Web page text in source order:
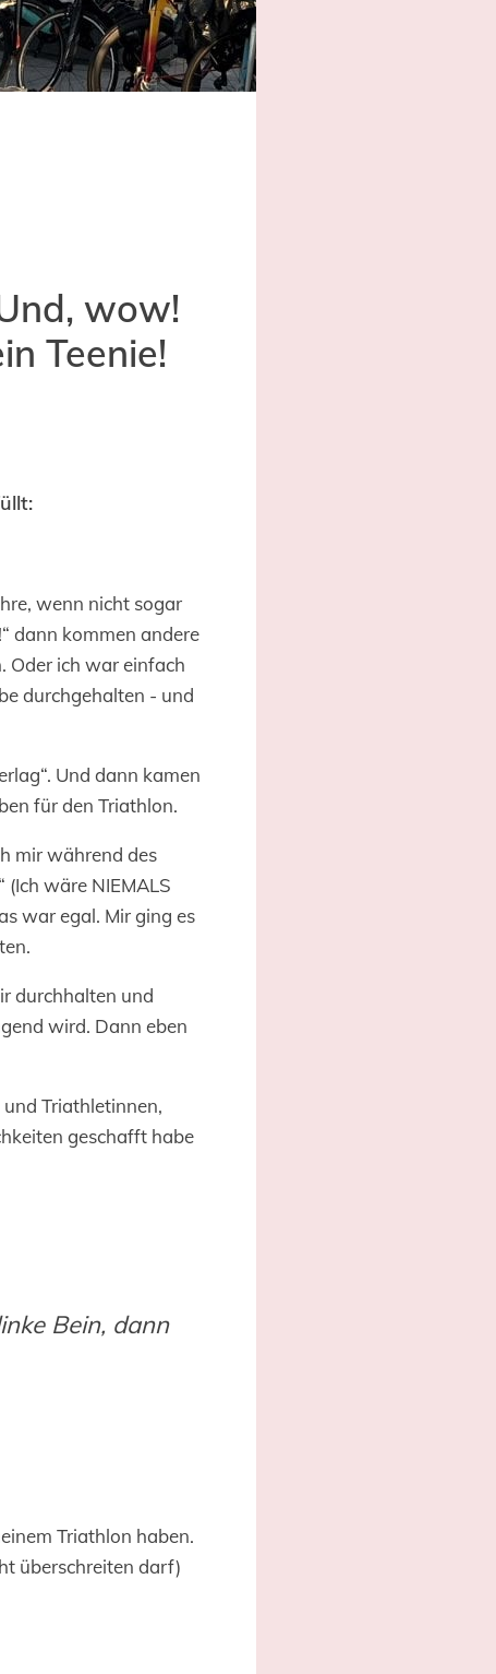
wow!
Teenie!
wenn nicht sogar
dann kommen andere
Oder ich war einfach
durchgehalten - und
Und dann kamen
für den Triathlon.
mir während des
wäre NIEMALS
war egal. Mir ging es
durchhalten und
wird. Dann eben
Triathletinnen,
geschafft habe
Bein, dann
Triathlon haben.
überschreiten darf)